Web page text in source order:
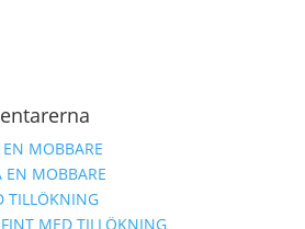
EN MOBBARE
EN MOBBARE
TILLÖKNING
FINT MED TILLÖKNING